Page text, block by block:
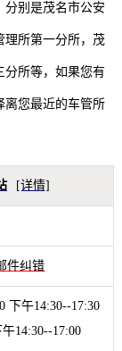
分别是茂名市公安
理所第一分所，茂
分所等，如果您有
离您最近的车管所
[详情]
件纠错
下午14:30--17:30
14:30--17:00